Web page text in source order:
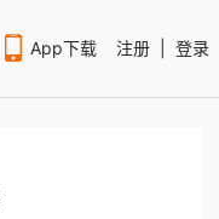
App下载 注册 登录